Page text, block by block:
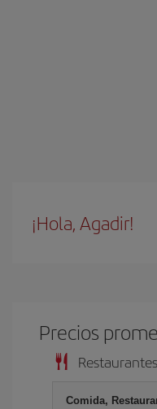
¡Hola, Agadir!
Precios
Restaurantes
Comida,